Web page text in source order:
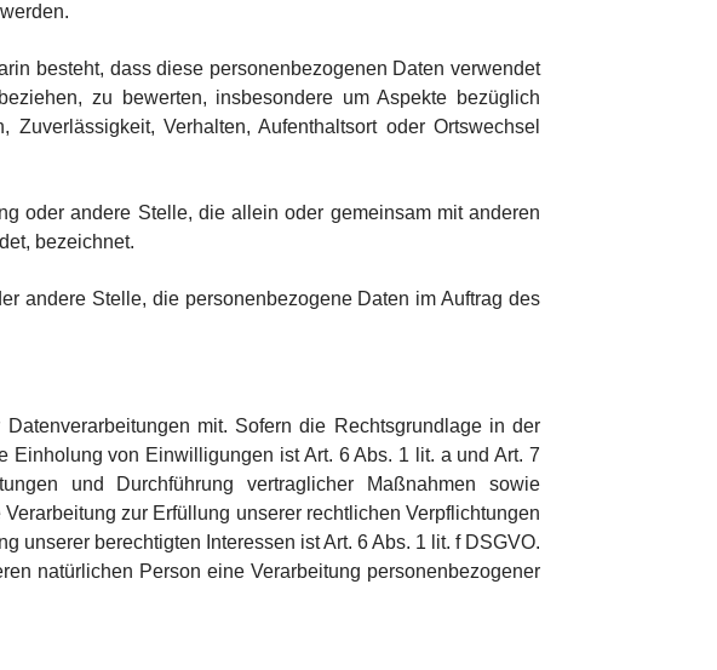
besteht, dass diese personenbezogenen Daten verwendet
zu bewerten, insbesondere um Aspekte bezüglich
Verhalten, Aufenthaltsort oder Ortswechsel
oder andere Stelle, die allein oder gemeinsam mit anderen
bezeichnet.
andere Stelle, die personenbezogene Daten im Auftrag des
mit. Sofern die Rechtsgrundlage in der
von Einwilligungen ist Art. 6 Abs. 1 lit. a und Art. 7
und Durchführung vertraglicher Maßnahmen sowie
zur Erfüllung unserer rechtlichen Verpflichtungen
unserer berechtigten Interessen ist Art. 6 Abs. 1 lit. f DSGVO.
natürlichen Person eine Verarbeitung personenbezogener